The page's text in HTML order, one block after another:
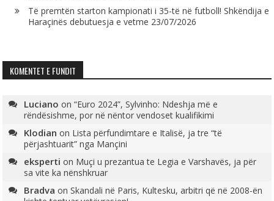
Të premtën starton kampionati i 35-të në futboll! Shkëndija e
Haraçinës debutuesja e vetme 23/07/2026
KOMENTET E FUNDIT
Luciano on“Euro 2024”, Sylvinho: Ndeshja më e
rëndësishme, por në nëntor vendoset kualifikimi
Klodian on Lista përfundimtare e Italisë, ja tre “të
përjashtuarit” nga Mançini
eksperti on Muçi u prezantua te Legia e Varshavës, ja për
sa vite ka nënshkruar
Bradva onSkandali në Paris, Kultesku, arbitri që në 2008-ën